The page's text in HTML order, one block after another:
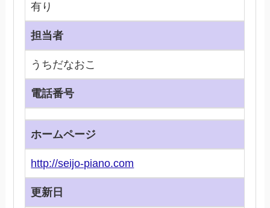
有り
担当者
うちだなおこ
電話番号
ホームページ
http://seijo-piano.com
更新日